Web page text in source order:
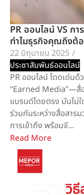
PR ออนไลน์ VS ก
ทำไมธุรกิจคุณถึงต้
22 มิถุนายน 2025 /
ประชาสัมพันธ์ออนไลน์
PR ออนไลน์ โดดเด่น
“Earned Media”—สื่
แบรนด์โดยตรง มันไม่
ร่วมกันระหว่างสื่อสาร
การเข้าถึง พร้อมจั...
Read More